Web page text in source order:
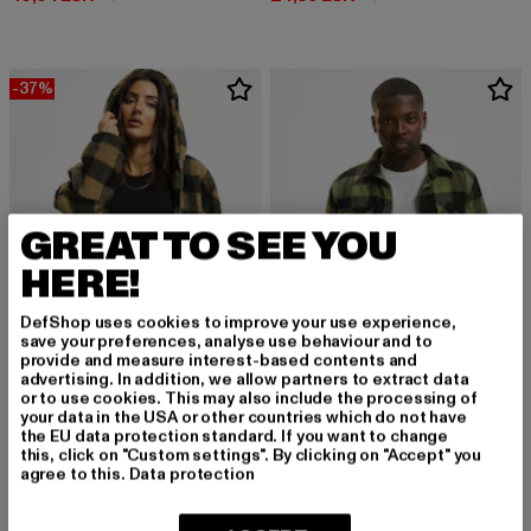
-37%
URBAN CLASSICS
Ladies Hooded Oversized Check
69,29 EUR
Derzeitiger Preis: 69,29 EUR
109,99 EURAktionspreis: 109,99 EUR
BRANDIT
Lumber
59,99 EUR
Derzeitiger Preis: 59,99 EUR
GREAT TO SEE YOU
HERE!
DefShop uses cookies to improve your use experience,
save your preferences, analyse use behaviour and to
provide and measure interest-based contents and
advertising. In addition, we allow partners to extract data
or to use cookies. This may also include the processing of
your data in the USA or other countries which do not have
the EU data protection standard. If you want to change
this, click on "Custom settings". By clicking on "Accept" you
agree to this. Data protection